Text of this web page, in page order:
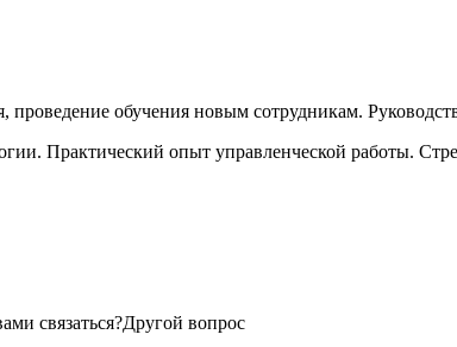
обучения новым сотрудникам.
Практический опыт управленческой работы.
связаться?Другой вопрос